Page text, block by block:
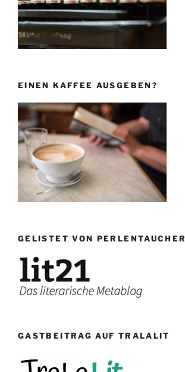
EINEN KAFFEE AUSGEBEN?
GELISTET VON PERLENTAUCHER
GASTBEITRAG AUF TRALALIT